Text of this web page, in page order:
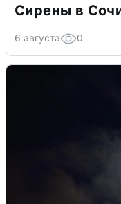
Сирены в
6 августа 0